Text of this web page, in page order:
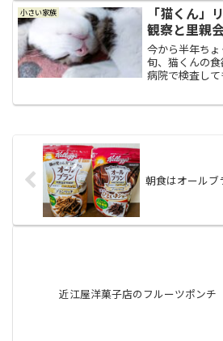
あと、外注で
ンパ節の細胞
小さい家族
「猫くん」
観察と里親
今から半年ち
旬、猫くんの
病院で検査し
朝食はオールブ
近江屋洋菓子店のフルーツポンチ